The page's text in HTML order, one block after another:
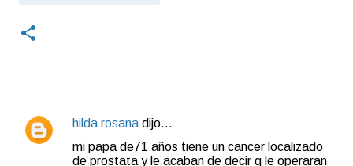
C
hilda rosana dijo…
mi papa de71 años tiene un cancer localizado
de prostata y le acaban de decir q le operaran